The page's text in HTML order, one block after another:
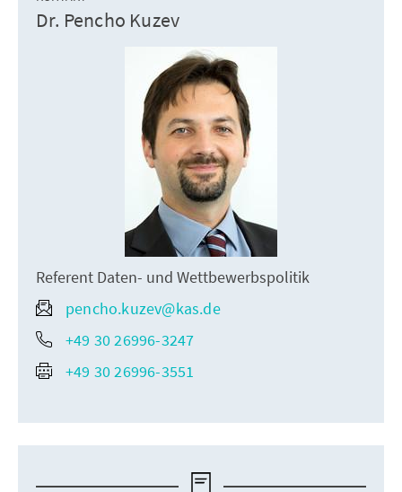
Dr. Pencho Kuzev
Referent Daten- und Wettbewerbspolitik
pencho.kuzev@kas.de
+49 30 26996-3247
+49 30 26996-3551